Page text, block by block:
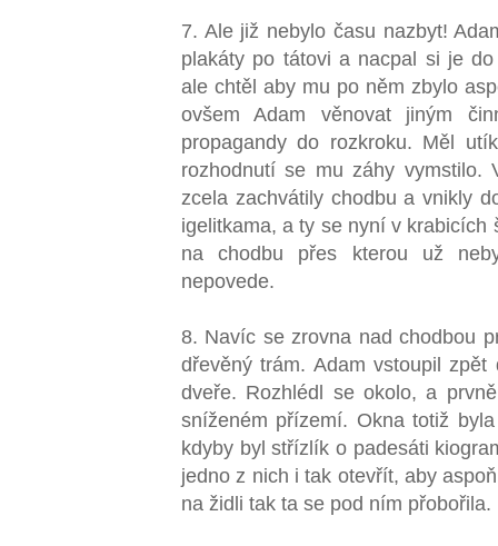
7. Ale již nebylo času nazbyt!
plakáty po tátovi a nacpal si je
ale chtěl aby mu po něm zbylo
ovšem Adam věnovat jiným
propagandy do rozkroku. Měl
rozhodnutí se mu záhy vymstilo.
zcela zachvátily chodbu a vnikly
igelitkama, a ty se nyní v krabicích
na chodbu přes kterou už
nepovede.
8. Navíc se zrovna nad chodbou
dřevěný trám. Adam vstoupil
dveře. Rozhlédl se okolo, a
sníženém přízemí. Okna totiž
kdyby byl střízlík o padesáti
jedno z nich i tak otevřít, aby
na židli tak ta se pod ním přobořila.